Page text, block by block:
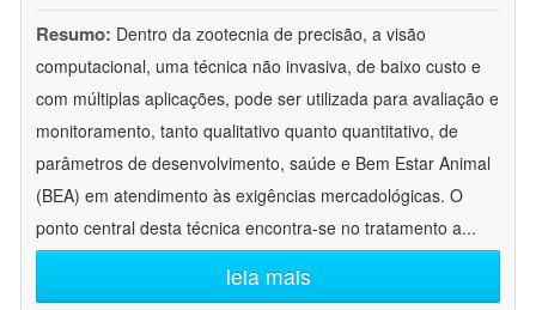
Resumo: Dentro da zootecnia de precisão, a visão
computacional, uma técnica não invasiva, de baixo custo e
com múltiplas aplicações, pode ser utilizada para avaliação e
monitoramento, tanto qualitativo quanto quantitativo, de
parâmetros de desenvolvimento, saúde e Bem Estar Animal
(BEA) em atendimento às exigências mercadológicas. O
ponto central desta técnica encontra-se no tratamento a...
leia mais